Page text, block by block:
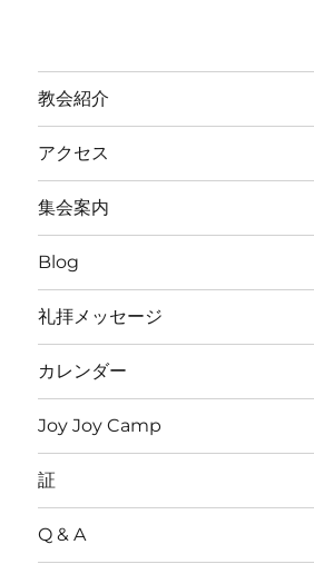
教会紹介
アクセス
集会案内
Blog
礼拝メッセージ
カレンダー
Joy Joy Camp
証
Q & A